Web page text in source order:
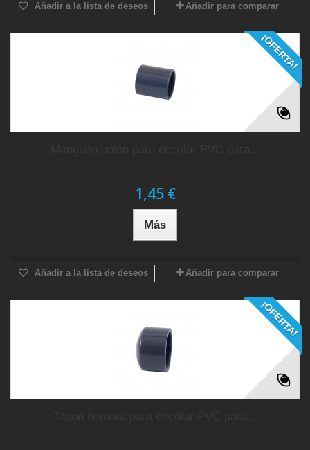
Añadir a la lista de deseos Añadir para comparar
¡OFERTA!
1,45 €
Más
Añadir a la lista de deseos Añadir para comparar
¡OFERTA!